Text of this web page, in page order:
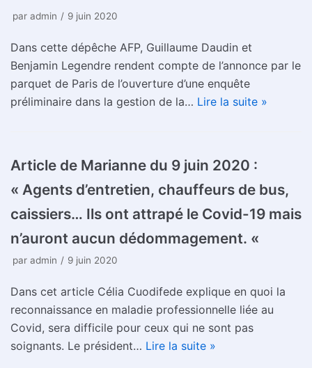
par admin 9 juin 2020
Dans cette dépêche AFP, Guillaume Daudin et
Benjamin Legendre rendent compte de l’annonce par le
parquet de Paris de l’ouverture d’une enquête
préliminaire dans la gestion de la… Lire la suite »
Article de Marianne du 9 juin 2020 :
« Agents d’entretien, chauffeurs de bus,
caissiers… Ils ont attrapé le Covid-19 mais
n’auront aucun dédommagement. «
par admin 9 juin 2020
Dans cet article Célia Cuodifede explique en quoi la
reconnaissance en maladie professionnelle liée au
Covid, sera difficile pour ceux qui ne sont pas
soignants. Le président… Lire la suite »